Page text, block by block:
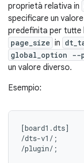
proprietà relativa in
specificare un valore
predefinita per tutte
page_size in
global_option --
un valore diverso.
Esempio:
[board1.dts]
/dts-v1/;
/plugin/;